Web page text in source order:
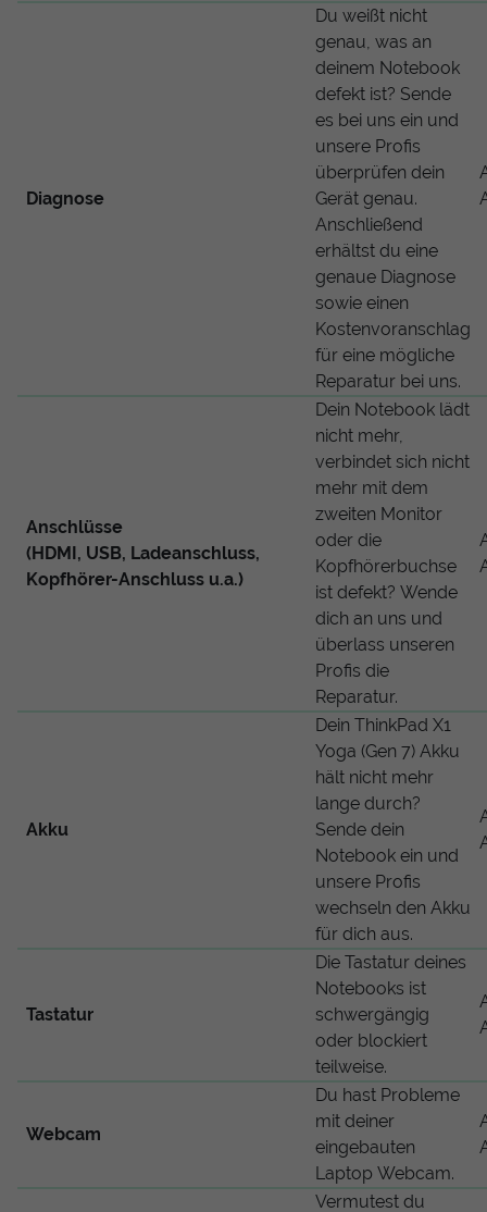
Diagnose
Du weißt nicht
genau, was an
deinem Notebook
defekt ist? Sende
es bei uns ein und
unsere Profis
überprüfen dein
Gerät genau.
Anschließend
erhältst du eine
genaue Diagnose
sowie einen
Kostenvoranschlag
für eine mögliche
Reparatur bei uns.
Anschlüsse
(HDMI, USB, Ladeanschluss,
Kopfhörer-Anschluss u.a.)
Dein Notebook lädt
nicht mehr,
verbindet sich nicht
mehr mit dem
zweiten Monitor
oder die
Kopfhörerbuchse
ist defekt? Wende
dich an uns und
überlass unseren
Profis die
Reparatur.
Akku
Dein ThinkPad X1
Yoga (Gen 7) Akku
hält nicht mehr
lange durch?
Sende dein
Notebook ein und
unsere Profis
wechseln den Akku
für dich aus.
Tastatur
Die Tastatur deines
Notebooks ist
schwergängig
oder blockiert
teilweise.
Webcam
Du hast Probleme
mit deiner
eingebauten
Laptop Webcam.
Vermutest du